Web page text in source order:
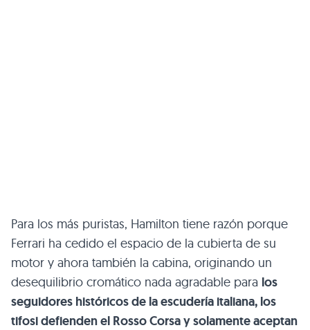
Para los más puristas, Hamilton tiene razón porque
Ferrari ha cedido el espacio de la cubierta de su
motor y ahora también la cabina, originando un
desequilibrio cromático nada agradable para los
seguidores históricos de la escudería italiana, los
tifosi defienden el Rosso Corsa y solamente aceptan